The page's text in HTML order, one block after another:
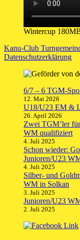
Wintercup
Kanu-Club
Datenschutzerklärung
6/7 – 6 TGM-
12. Mai 2026
U18/U23 EM &
26. April 2026
Zwei TGM’ler
WM qualifiziert
4. Juli 2025
Schon wieder:
Junioren/U23
4. Juli 2025
Silber- und
WM in Solkan
3. Juli 2025
Junioren/U23
2. Juli 2025